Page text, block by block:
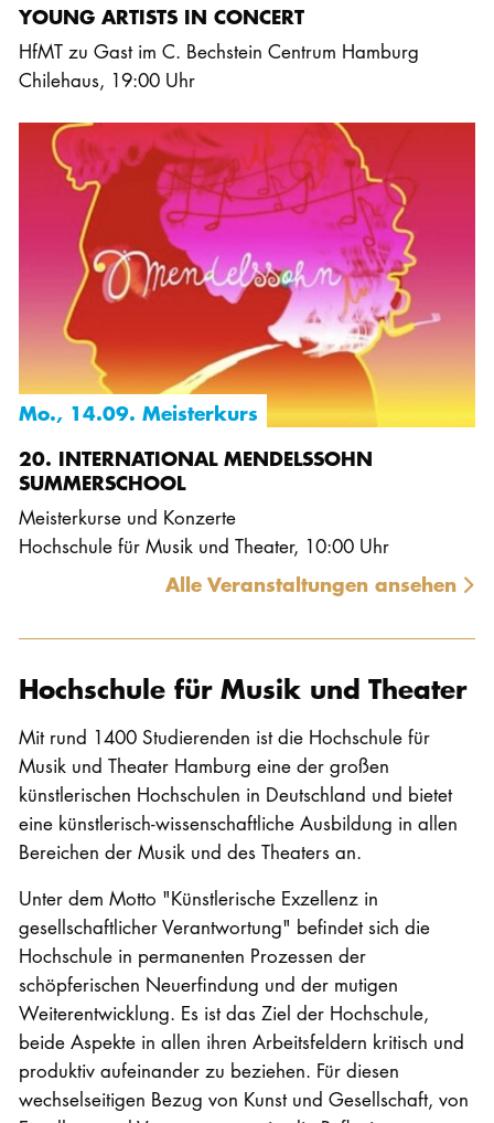
YOUNG ARTISTS IN CONCERT
HfMT zu Gast im C. Bechstein Centrum Hamburg
Chilehaus, 19:00 Uhr
Mo., 14.09. Meisterkurs
20. INTERNATIONAL MENDELSSOHN
SUMMERSCHOOL
Meisterkurse und Konzerte
Hochschule für Musik und Theater, 10:00 Uhr
Alle Veranstaltungen ansehen
Hochschule für Musik und Theater
Mit rund 1400 Studierenden ist die Hochschule für
Musik und Theater Hamburg eine der großen
künstlerischen Hochschulen in Deutschland und bietet
eine künstlerisch-wissenschaftliche Ausbildung in allen
Bereichen der Musik und des Theaters an.
Unter dem Motto "Künstlerische Exzellenz in
gesellschaftlicher Verantwortung" befindet sich die
Hochschule in permanenten Prozessen der
schöpferischen Neuerfindung und der mutigen
Weiterentwicklung. Es ist das Ziel der Hochschule,
beide Aspekte in allen ihren Arbeitsfeldern kritisch und
produktiv aufeinander zu beziehen. Für diesen
wechselseitigen Bezug von Kunst und Gesellschaft, von